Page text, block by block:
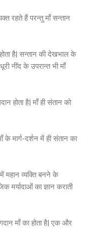
रहते हैं परन्तु माँ सन्तान
है| सन्तान की देखभाल के
नींद के उपरान्त भी माँ
होता है| माँ ही संतान को
मार्ग-दर्शन में ही संतान का
महान व्यक्ति बनने के
का ज्ञान कराती
माँ का होता है| एक और